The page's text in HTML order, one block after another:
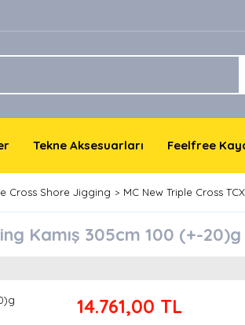
Tekne Aksesuarları Feelfree
Cross Shore Jigging MC New Triple Cross
Kamış 305cm 100 (+-20)g
14.761,00 TL